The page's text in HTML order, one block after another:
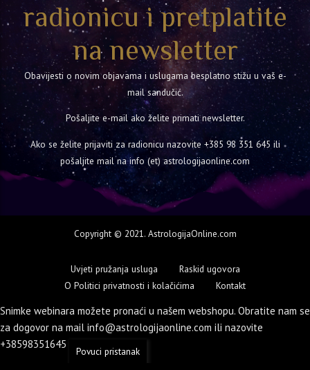
radionicu i pretplatite
na newsletter
Obavijesti o novim objavama i uslugama besplatno stižu u vaš e-
mail sandučić.
Pošaljite e-mail ako želite primati newsletter.
Ako se želite prijaviti za radionicu nazovite +385 98 351 645 ili
pošaljite mail na info (et) astrologijaonline.com
Copyright © 2021. AstrologijaOnline.com
Uvjeti pružanja usluga
Raskid ugovora
O Politici privatnosti i kolačićima
Kontakt
Povuci pristanak
Snimke webinara možete pronaći u našem webshopu. Obratite nam se
za dogovor na mail info@astrologijaonline.com ili nazovite
+38598351645